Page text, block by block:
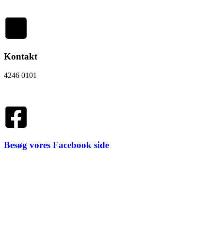
Kontakt
4246 0101
Besøg vores Facebook side